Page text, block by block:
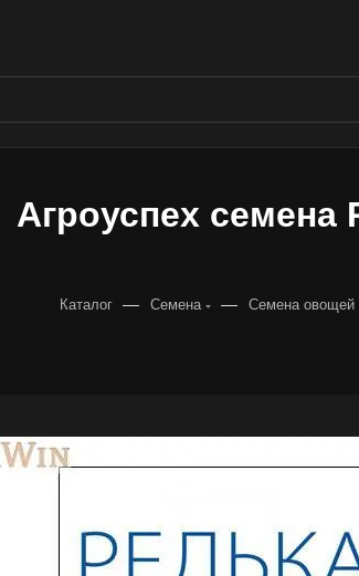
Агроуспех семена
Каталог — Семена — Семена овощей